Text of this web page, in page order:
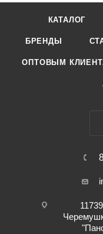
КАТАЛОГ
БРЕНДЫ
ОПТОВЫМ